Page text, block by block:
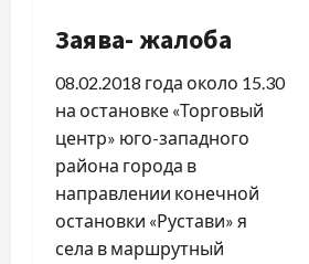
Заява- жалоба
08.02.2018 года около 15.30
на остановке «Торговый
центр» юго-западного
района города в
направлении конечной
остановки «Рустави» я
села в маршрутный